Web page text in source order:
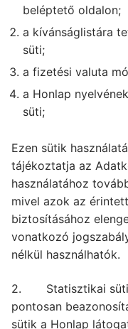
beléptető oldalon;
a kívánságlistára
süti;
a fizetési valuta
a Honlap
süti;
Ezen sütik
tájékoztatja az
használatához
mivel azok az
biztosításához
vonatkozó
nélkül használhatók.
2. Statisztikai süti:
pontosan
sütik a Honlap